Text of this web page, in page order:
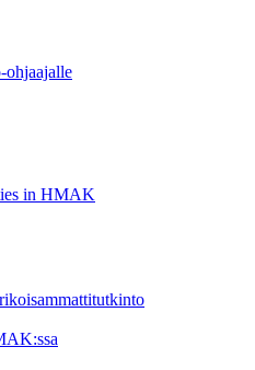
ohjaajalle
in HMAK